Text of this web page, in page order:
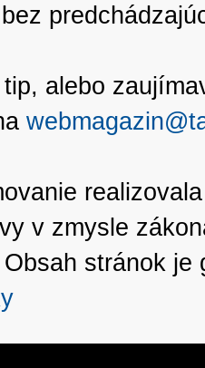
alebo
v zmysle
stránok